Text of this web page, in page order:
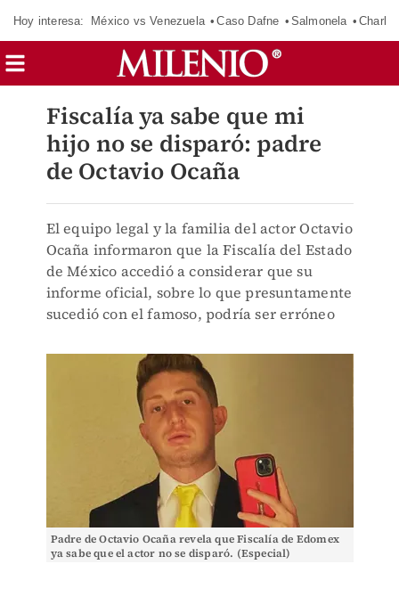
Hoy interesa: México vs Venezuela Caso Dafne Salmonela
Fiscalía ya sabe que mi
hijo no se disparó: padre
de Octavio Ocaña
El equipo legal y la familia del actor Octavio
Ocaña informaron que la Fiscalía del Estado
de México accedió a considerar que su
informe oficial, sobre lo que presuntamente
sucedió con el famoso, podría ser erróneo
Padre de Octavio Ocaña revela que Fiscalía de Edomex
ya sabe que el actor no se disparó. (Especial)